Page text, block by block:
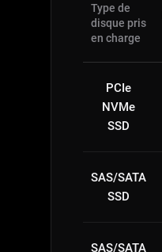
Type de
disque pris
en charge
PCIe
NVMe
SSD
SAS/SATA
SSD
SAS/SATA